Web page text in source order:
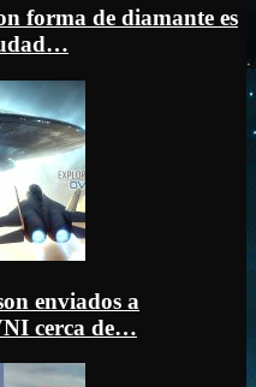
forma de diamante es
enviados a
cerca de…